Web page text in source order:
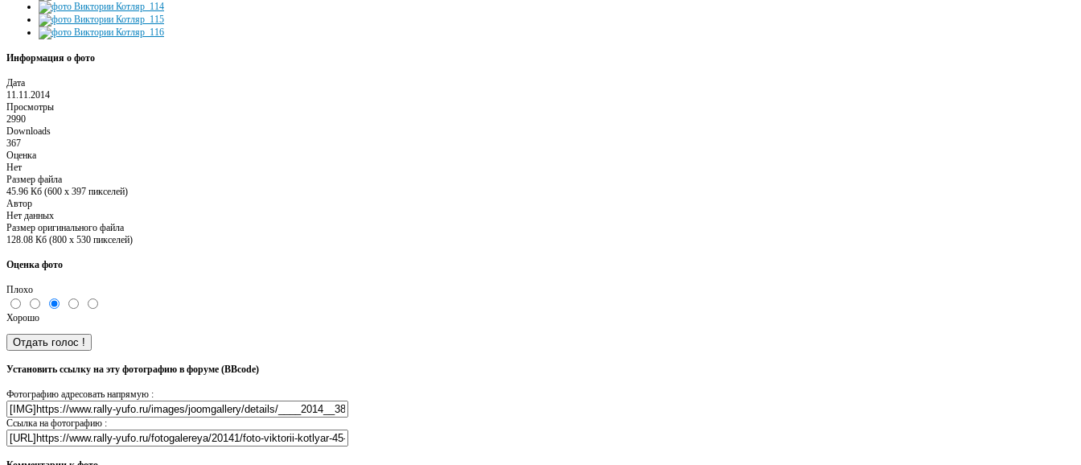
Информация о фото
Дата
11.11.2014
Просмотры
2990
Downloads
367
Оценка
Нет
Размер файла
45.96 Кб (600 x 397 пикселей)
Автор
Нет данных
Размер оригинального файла
128.08 Кб (800 x 530 пикселей)
Оценка фото
Плохо
Хорошо
Установить ссылку на эту фотографию в форуме (BBcode)
Фотографию адресовать напрямую :
Ссылка на фотографию :